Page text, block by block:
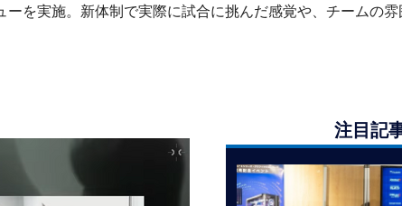
を実施。新体制で実際に試合に挑んだ感覚や、チームの雰
注目記